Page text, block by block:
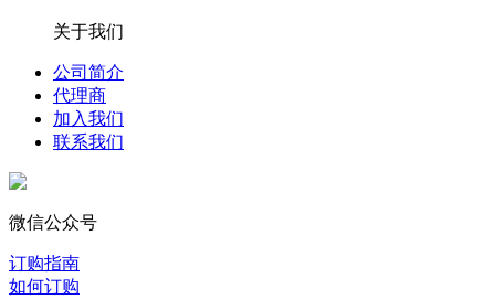
关于我们
公司简介
代理商
加入我们
联系我们
微信公众号
订购指南
如何订购